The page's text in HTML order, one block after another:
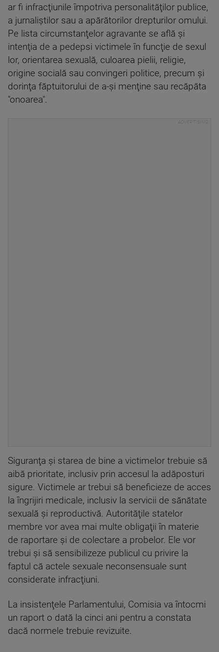
ar fi infracţiunile împotriva personalităţilor publice,
a jurnaliştilor sau a apărătorilor drepturilor omului.
Pe lista circumstanţelor agravante se află şi
intenţia de a pedepsi victimele în funcţie de sexul
lor, orientarea sexuală, culoarea pielii, religie,
origine socială sau convingeri politice, precum şi
dorinţa făptuitorului de a-şi menţine sau recăpăta
"onoarea".
Siguranţa şi starea de bine a victimelor trebuie să
aibă prioritate, inclusiv prin accesul la adăposturi
sigure. Victimele ar trebui să beneficieze de acces
la îngrijiri medicale, inclusiv la servicii de sănătate
sexuală şi reproductivă. Autorităţile statelor
membre vor avea mai multe obligaţii în materie
de raportare şi de colectare a probelor. Ele vor
trebui şi să sensibilizeze publicul cu privire la
faptul că actele sexuale neconsensuale sunt
considerate infracţiuni.
La insistenţele Parlamentului, Comisia va întocmi
un raport o dată la cinci ani pentru a constata
dacă normele trebuie revizuite.